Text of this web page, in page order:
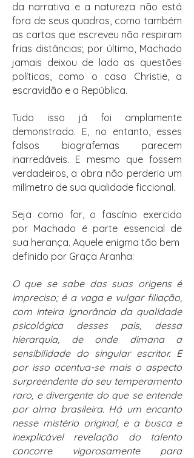
da narrativa e a natureza não está
fora de seus quadros, como também
as cartas que escreveu não respiram
frias distâncias; por último, Machado
jamais deixou de lado as questões
políticas, como o caso Christie, a
escravidão e a República.
Tudo isso já foi amplamente
demonstrado. E, no entanto, esses
falsos biografemas parecem
inarredáveis. E mesmo que fossem
verdadeiros, a obra não perderia um
milímetro de sua qualidade ficcional.
Seja como for, o fascínio exercido
por Machado é parte essencial de
sua herança. Aquele enigma tão bem
definido por Graça Aranha:
O que se sabe das suas origens é
impreciso; é a vaga e vulgar filiação,
com inteira ignorância da qualidade
psicológica desses pais, dessa
hierarquia, de onde dimana a
sensibilidade do singular escritor. E
por isso acentua-se mais o aspecto
surpreendente do seu temperamento
raro, e divergente do que se entende
por alma brasileira. Há um encanto
nesse mistério original, e a busca e
inexplicável revelação do talento
concorre vigorosamente para